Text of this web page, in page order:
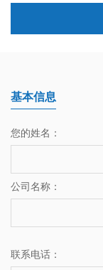
基本信息
您的姓名：
公司名称：
联系电话：